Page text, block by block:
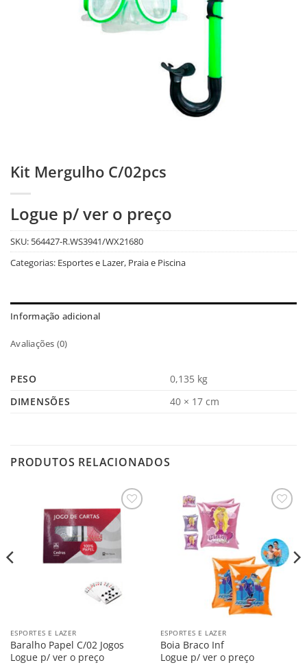
Kit Mergulho C/02pcs
Logue p/ ver o preço
SKU: 564427-R.WS3941/WX21680
Categorias: Esportes e Lazer, Praia e Piscina
Informação adicional
Avaliações (0)
PESO
0,135 kg
DIMENSÕES
40 × 17 cm
PRODUTOS RELACIONADOS
Salvar
ESPORTES E LAZER
Baralho Papel C/02 Jogos
Logue p/ ver o preço
Lista
ESPORTES E LAZER
Boia Braco Inf
Logue p/ ver o preço